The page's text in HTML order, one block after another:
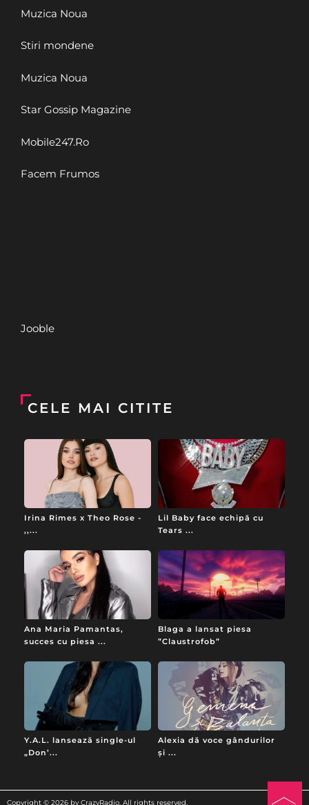
Muzica Noua
Stiri mondene
Muzica Noua
Star Gossip Magazine
Mobile247.Ro
Facem Frumos
Jooble
CELE MAI CITITE
Irina Rimes x Theo Rose -
,,...
Lil Baby face echipă cu
Tears ...
Ana Maria Pamantas,
succes cu piesa ...
Blaga a lansat piesa
”Claustrofob”
Y.A.L. lansează single-ul
„Don’...
Alexia dă voce gândurilor
și ...
Copyright © 2026 by CrazyRadio. All rights reserved.